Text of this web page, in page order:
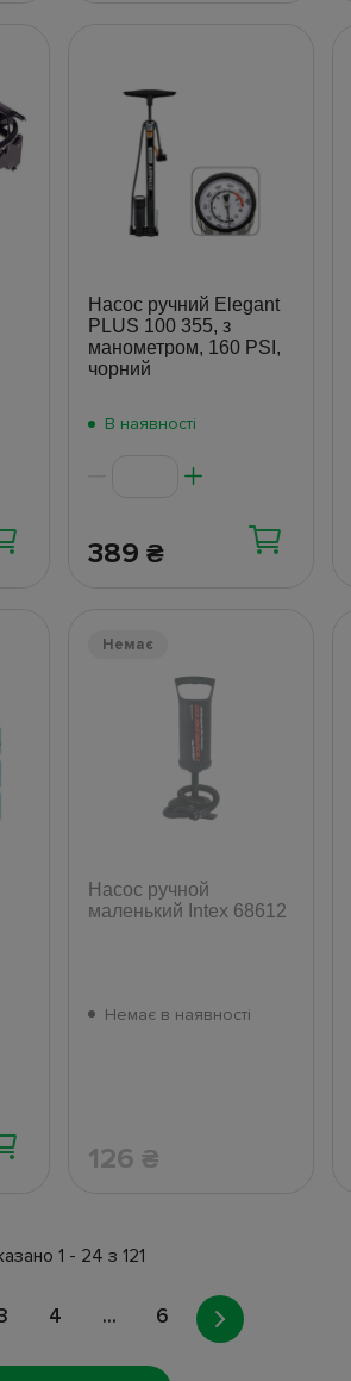
Насос ручний Elegant
PLUS 100 355, з
манометром, 160 PSI,
чорний
В наявності
389 ₴
Немає
Насос ручной
маленький Intex 68612
Немає в наявності
126 ₴
1 - 24 з 121
4 ... 6